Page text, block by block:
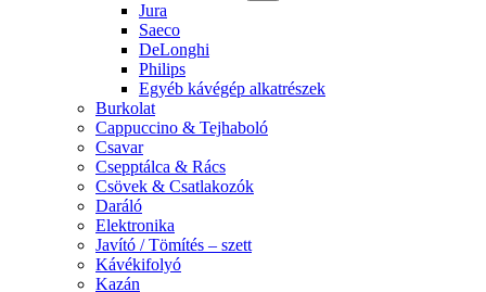
Jura
Saeco
DeLonghi
Philips
Egyéb kávégép alkatrészek
Burkolat
Cappuccino & Tejhaboló
Csavar
Csepptálca & Rács
Csövek & Csatlakozók
Daráló
Elektronika
Javító / Tömítés – szett
Kávékifolyó
Kazán